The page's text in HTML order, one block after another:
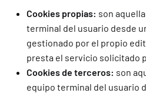
Cookies propias: son
terminal del usuario desde
gestionado por el propio
presta el servicio solicitado
Cookies de terceros: son
equipo terminal del usuario